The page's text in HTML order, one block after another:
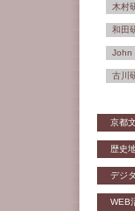
木村
和田
John
古川
京都
歴史
デジ
WEB